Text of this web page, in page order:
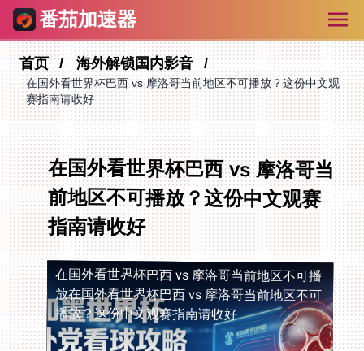
番茄加速器
首页 海外解锁国内影音
在国外看世界杯巴西 vs 摩洛哥当前地区不可播放？这份中文观
赛指南请收好
在国外看世界杯巴西 vs 摩洛哥当
前地区不可播放？这份中文观赛
指南请收好
在国外看世界杯巴西 vs 摩洛哥当前地区不可播
放在国外看世界杯巴西 vs 摩洛哥当前地区不可
播放？这份中文观赛指南请收好